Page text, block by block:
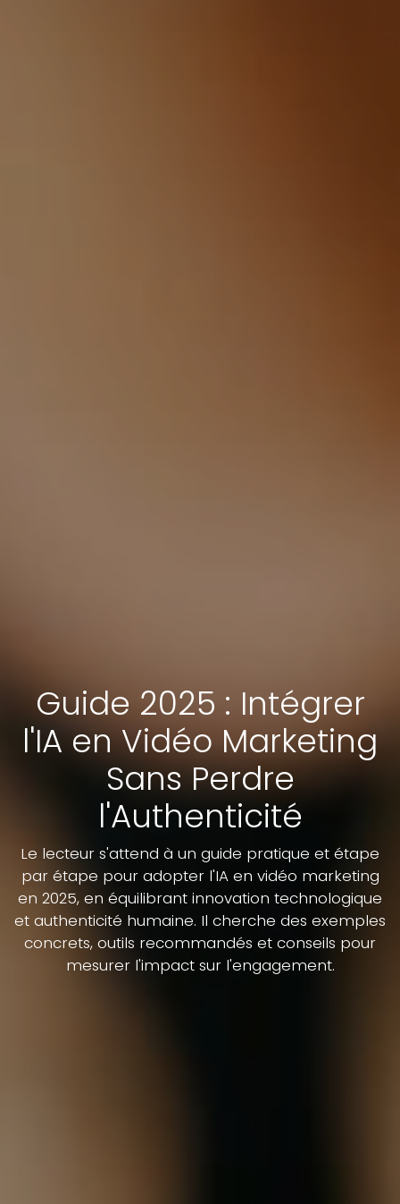
Guide 2025 : Intégrer
l'IA en Vidéo Marketing
Sans Perdre
l'Authenticité
Le lecteur s'attend à un guide pratique et étape
par étape pour adopter l'IA en vidéo marketing
en 2025, en équilibrant innovation technologique
et authenticité humaine. Il cherche des exemples
concrets, outils recommandés et conseils pour
mesurer l'impact sur l'engagement.